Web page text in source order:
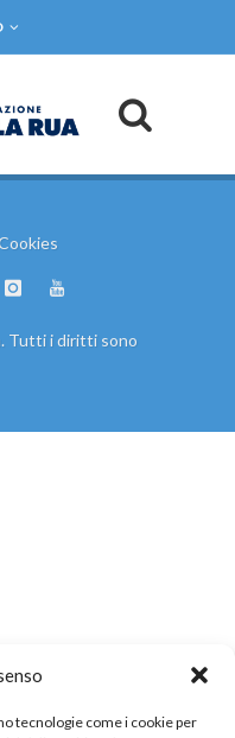
tecnologie come i cookie per
Tutti i diritti sono